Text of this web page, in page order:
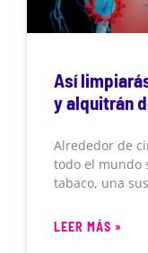
Así
y alquitrán
Alrededor de
todo el mundo
tabaco, una
LEER MÁS »